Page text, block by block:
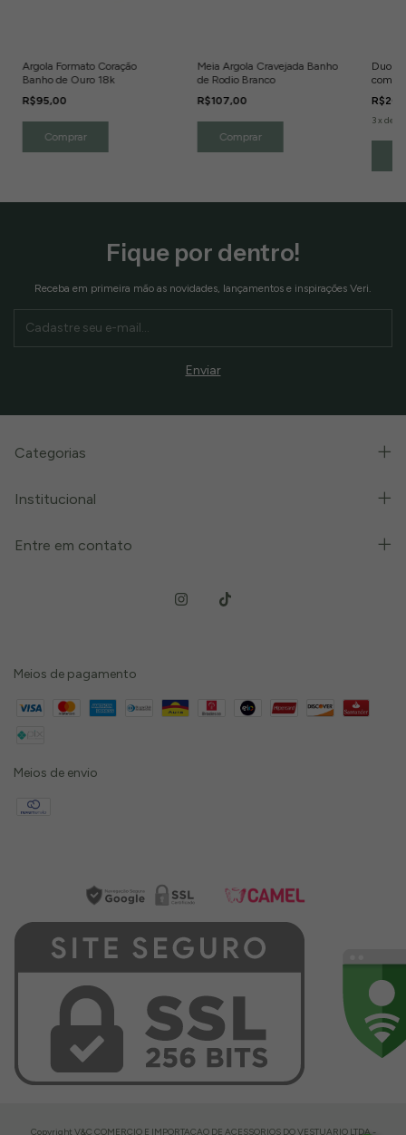
Argola Formato Coração
Banho de Ouro 18k
R$95,00
Meia Argola Cravejada Banho
de Rodio Branco
R$107,00
Duo
com
3x de
Fique por dentro!
Receba em primeira mão as novidades, lançamentos e inspirações Veri.
Categorias
Institucional
Entre em contato
Meios de pagamento
Meios de envio
Copyright V&C COMERCIO E IMPORTACAO DE ACESSORIOS DO VESTUARIO LTDA -